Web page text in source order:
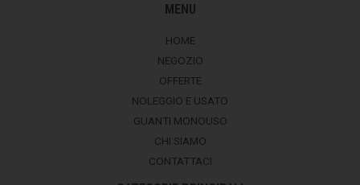
MENU
HOME
NEGOZIO
OFFERTE
NOLEGGIO E USATO
GUANTI MONOUSO
CHI SIAMO
CONTATTACI